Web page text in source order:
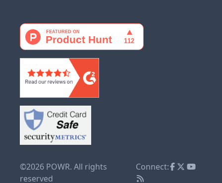
©2026 POWR. All rights
reserved
Connect: